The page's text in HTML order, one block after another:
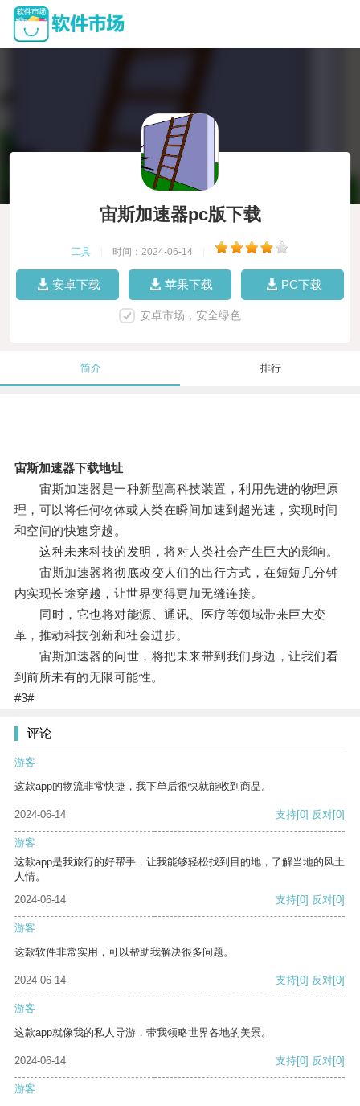
宙斯加速器pc版下载
工具 时间：2024-06-14
安卓下载 苹果下载 PC下载
安卓市场，安全绿色
简介 排行
宙斯加速器下载地址
宙斯加速器是一种新型高科技装置，利用先进的物理原
理，可以将任何物体或人类在瞬间加速到超光速，实现时间
和空间的快速穿越。
这种未来科技的发明，将对人类社会产生巨大的影响。
宙斯加速器将彻底改变人们的出行方式，在短短几分钟
内实现长途穿越，让世界变得更加无缝连接。
同时，它也将对能源、通讯、医疗等领域带来巨大变
革，推动科技创新和社会进步。
宙斯加速器的问世，将把未来带到我们身边，让我们看
到前所未有的无限可能性。
#3#
评论
游客
这款app的物流非常快捷，我下单后很快就能收到商品。
2024-06-14 支持[0] 反对[0]
游客
这款app是我旅行的好帮手，让我能够轻松找到目的地，了解当地的风土
人情。
2024-06-14
支持[0] 反对[0]
游客
这款软件非常实用，可以帮助我解决很多问题。
2024-06-14 支持[0] 反对[0]
游客
这款app就像我的私人导游，带我领略世界各地的美景。
2024-06-14 支持[0] 反对[0]
游客